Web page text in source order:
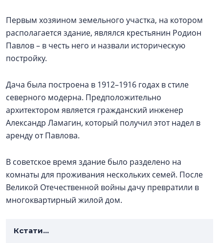
Первым хозяином земельного участка, на котором
располагается здание, являлся крестьянин Родион
Павлов – в честь него и назвали историческую
постройку.
Дача была построена в 1912–1916 годах в стиле
северного модерна. Предположительно
архитектором является гражданский инженер
Александр Ламагин, который получил этот надел в
аренду от Павлова.
В советское время здание было разделено на
комнаты для проживания нескольких семей. После
Великой Отечественной войны дачу превратили в
многоквартирный жилой дом.
Кстати...